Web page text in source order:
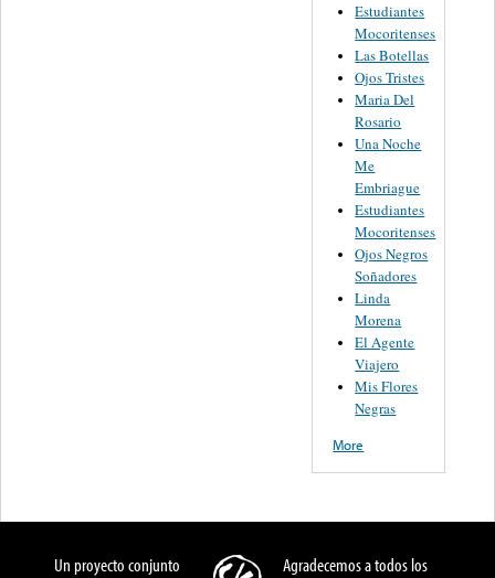
Estudiantes
Mocoritenses
Las Botellas
Ojos Tristes
Maria Del
Rosario
Una Noche
Me
Embriague
Estudiantes
Mocoritenses
Ojos Negros
Soñadores
Linda
Morena
El Agente
Viajero
Mis Flores
Negras
More
Un proyecto conjunto
Agradecemos a todos los